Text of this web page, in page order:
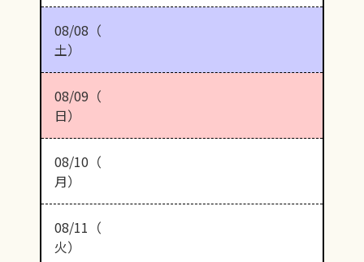
08/08（
土）
08/09（
日）
08/10（
月）
08/11（
火）